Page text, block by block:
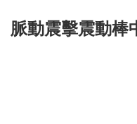
脈動震擊震動棒